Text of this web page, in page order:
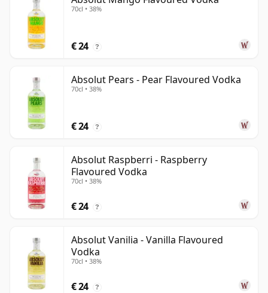
70cl • 38%
€ 24 ?
Absolut Pears - Pear Flavoured Vodka
70cl • 38%
€ 24 ?
Absolut Raspberri - Raspberry
Flavoured Vodka
70cl • 38%
€ 24 ?
Absolut Vanilia - Vanilla Flavoured
Vodka
70cl • 38%
€ 24 ?